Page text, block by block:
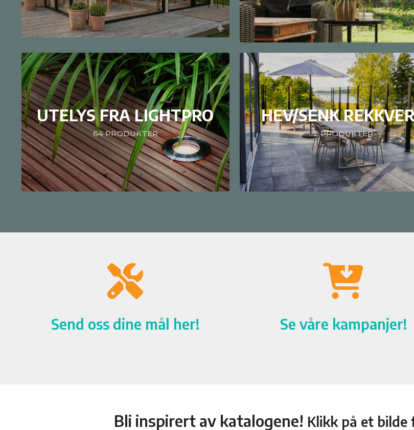
UTELYS FRA LIGHTPRO
64PRODUKTER
HEV/SENK
2PRODUKTER
Send oss dine mål her! Se våre kampanjer!
Bli inspirert av katalogene! Klikk på et bilde